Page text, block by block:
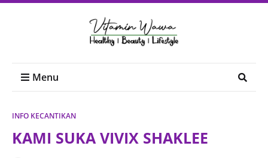
Menu
INFO KECANTIKAN
KAMI SUKA VIVIX SHAKLEE